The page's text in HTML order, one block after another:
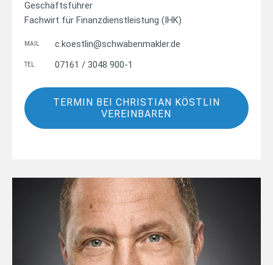
Geschäftsführer
Fachwirt für Finanzdienstleistung (IHK)
MAIL c.koestlin@schwabenmakler.de
TEL 07161 / 3048 900-1
TERMIN BEI CHRISTIAN KÖSTLIN
VEREINBAREN